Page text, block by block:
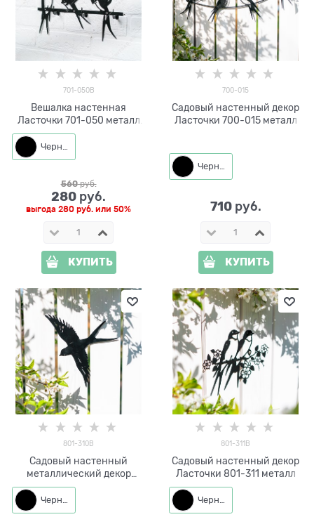
701-050B
Вешалка настенная
Ласточки 701-050 металл
L=33 см
Черный
560 руб.
280 руб.
выгода 280 руб. или 50%
КУПИТЬ
700-015
Садовый настенный декор
Ласточки 700-015 металл
Черный
710 руб.
КУПИТЬ
801-310B
Садовый настенный
металлический декор
Ласточка 801-310 h=27см
Черный
801-311B
Садовый настенный декор
Ласточки 801-311 металл
Черный